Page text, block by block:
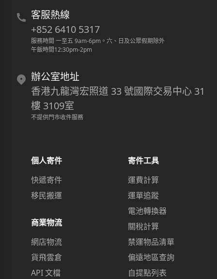
客服熱線
+852 6410 5317
服務時間 一至五 9am-6pm 。 六、日及公眾假期除外
午飯時間12:30pm-2pm
辦公室地址
香港九龍灣宏照道 33 號國際交易中心 31
樓 3109室
不提供門市收件服務
個人寄件
快遞寄件
移民搬運
商業物流
網店物流
貨飛雲倉
API 文檔
寄件工具
運費計算
運單追蹤
電池轉換器
關稅計算
禁運物品清單
偏遠地區查詢
自提點列表